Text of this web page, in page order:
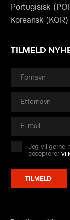
Portugisisk
Koreansk (KOR)
TILMELD
Jeg vil gerne
accepterer